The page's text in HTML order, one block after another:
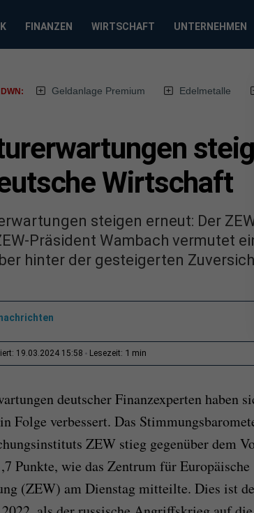
FINANZEN WIRTSCHAFT UNTERNEHMEN
Geldanlage Premium Edelmetalle
Wirtschaft
steigen erneut: Der
Präsident Wambach vermutet
hinter der gesteigerten
19.03.2024 15:58 Lesezeit: 1 min
deutscher Finanzexperten haben
Folge verbessert. Das
ZEW stieg gegenüber dem
Punkte, wie das Zentrum für Europäische
(ZEW) am Dienstag mitteilte. Dies ist